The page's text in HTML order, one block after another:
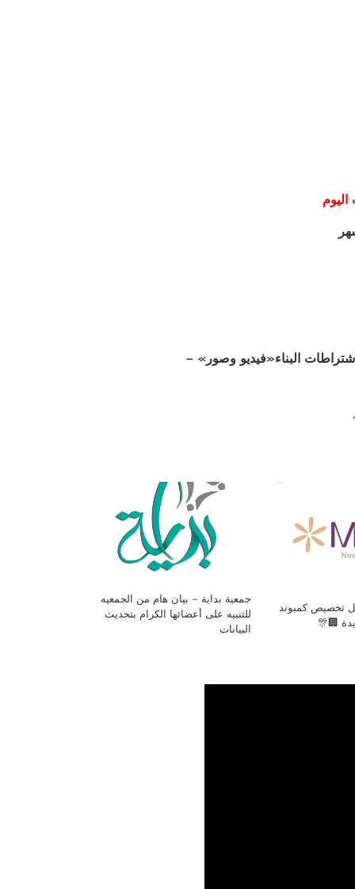
اشتراطات البناء«فيديو وصور» –
تخصيص كمبوند
🏢🎊
جمعية بداية – بيان هام من الجمعيه
للتنبيه على أعضائها الكرام بتحديث
البيانات